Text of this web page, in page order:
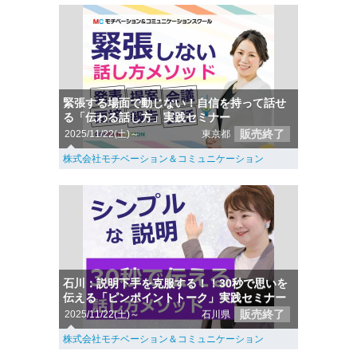
緊張する場面で動じない！自信を持って話せ
る「伝わる話し方」実践セミナー
2025/11/22(土)～ 東京都 販売終了
株式会社モチベーション＆コミュニケーション
石川：説明下手を克服する！！30秒で思いを
伝える「ピンポイントトーク」実践セミナー
2025/11/22(土)～ 石川県 販売終了
株式会社モチベーション＆コミュニケーション